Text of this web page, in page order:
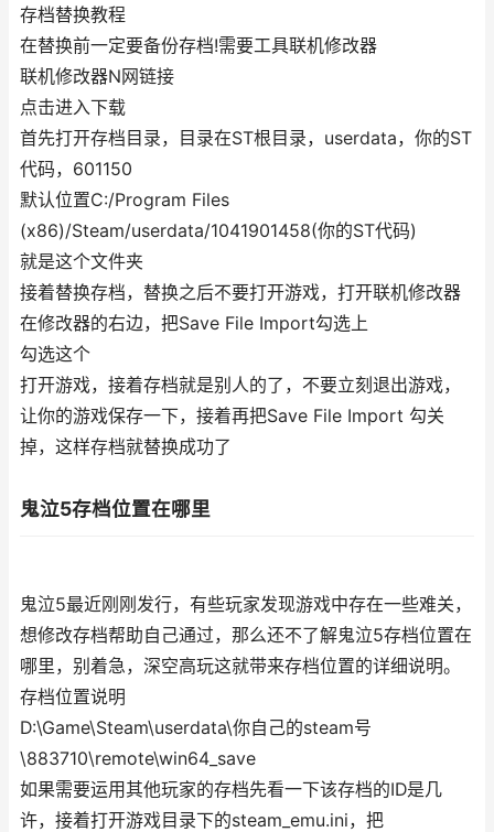
存档替换教程
在替换前一定要备份存档!需要工具联机修改器
联机修改器N网链接
点击进入下载
首先打开存档目录，目录在ST根目录，userdata，你的ST
代码，601150
默认位置C:/Program Files
(x86)/Steam/userdata/1041901458(你的ST代码)
就是这个文件夹
接着替换存档，替换之后不要打开游戏，打开联机修改器
在修改器的右边，把Save File Import勾选上
勾选这个
打开游戏，接着存档就是别人的了，不要立刻退出游戏，
让你的游戏保存一下，接着再把Save File Import 勾关
掉，这样存档就替换成功了
鬼泣5存档位置在哪里
鬼泣5最近刚刚发行，有些玩家发现游戏中存在一些难关，
想修改存档帮助自己通过，那么还不了解鬼泣5存档位置在
哪里，别着急，深空高玩这就带来存档位置的详细说明。
存档位置说明
D:\Game\Steam\userdata\你自己的steam号
\883710\remote\win64_save
如果需要运用其他玩家的存档先看一下该存档的ID是几
许，接着打开游戏目录下的steam_emu.ini，把